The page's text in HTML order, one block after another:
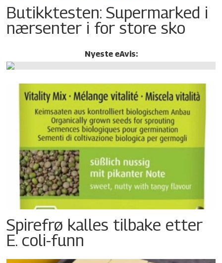
Butikktesten: Supermarked i
nærsenter i for store sko
Nyeste eAvis:
Spirefrø kalles tilbake etter
E. coli-funn